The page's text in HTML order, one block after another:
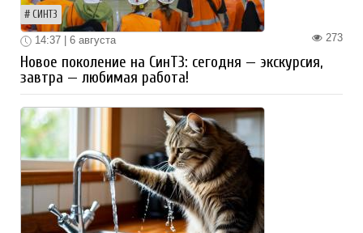
СИНТЗ
273
14:37 | 6 августа
Новое поколение на СинТЗ: сегодня — экскурсия,
завтра — любимая работа!